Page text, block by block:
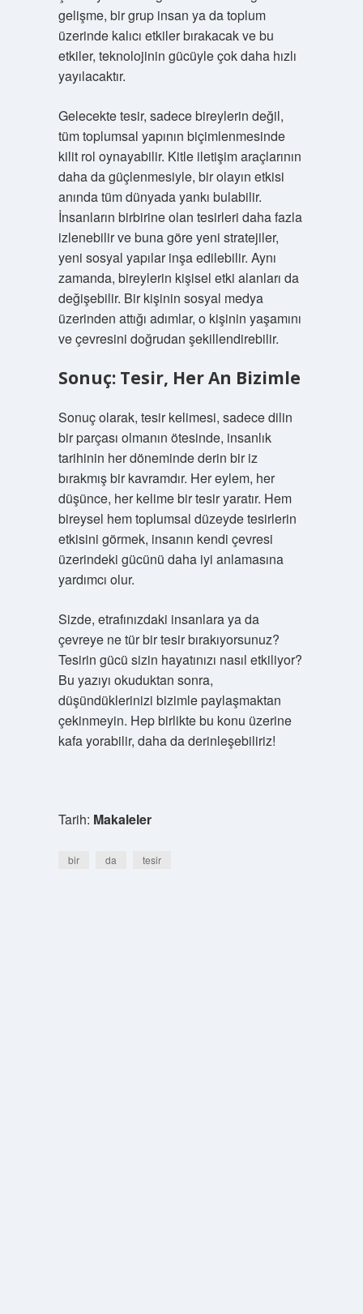
gelişme, bir grup insan ya da toplum
üzerinde kalıcı etkiler bırakacak ve bu
etkiler, teknolojinin gücüyle çok daha hızlı
yayılacaktır.
Gelecekte tesir, sadece bireylerin değil,
tüm toplumsal yapının biçimlenmesinde
kilit rol oynayabilir. Kitle iletişim araçlarının
daha da güçlenmesiyle, bir olayın etkisi
anında tüm dünyada yankı bulabilir.
İnsanların birbirine olan tesirleri daha fazla
izlenebilir ve buna göre yeni stratejiler,
yeni sosyal yapılar inşa edilebilir. Aynı
zamanda, bireylerin kişisel etki alanları da
değişebilir. Bir kişinin sosyal medya
üzerinden attığı adımlar, o kişinin yaşamını
ve çevresini doğrudan şekillendirebilir.
Sonuç: Tesir, Her An Bizimle
Sonuç olarak, tesir kelimesi, sadece dilin
bir parçası olmanın ötesinde, insanlık
tarihinin her döneminde derin bir iz
bırakmış bir kavramdır. Her eylem, her
düşünce, her kelime bir tesir yaratır. Hem
bireysel hem toplumsal düzeyde tesirlerin
etkisini görmek, insanın kendi çevresi
üzerindeki gücünü daha iyi anlamasına
yardımcı olur.
Sizde, etrafınızdaki insanlara ya da
çevreye ne tür bir tesir bırakıyorsunuz?
Tesirin gücü sizin hayatınızı nasıl etkiliyor?
Bu yazıyı okuduktan sonra,
düşündüklerinizi bizimle paylaşmaktan
çekinmeyin. Hep birlikte bu konu üzerine
kafa yorabilir, daha da derinleşebiliriz!
Tarih: Makaleler
bir da tesir